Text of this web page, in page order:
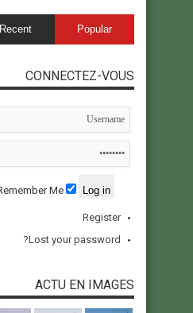
Popular
Recent
CONNECTEZ-VOUS
Register
Lost your password?
ACTU EN IMAGES